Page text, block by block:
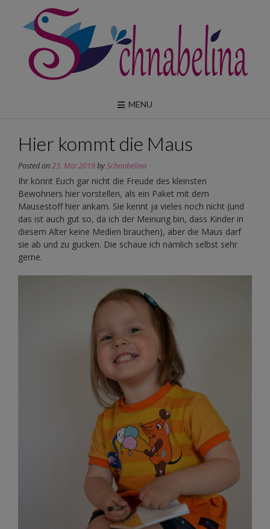
content
MENU
Hier kommt die Maus
Posted on23. Mai 2019bySchnabelina
Ihr könnt Euch gar nicht die Freude des kleinsten
Bewohners hier vorstellen, als ein Paket mit dem
Mausestoff hier ankam. Sie kennt ja vieles noch nicht (und
das ist auch gut so, da ich der Meinung bin, dass Kinder in
diesem Alter keine Medien brauchen), aber die Maus darf
sie ab und zu gucken. Die schaue ich nämlich selbst sehr
gerne.